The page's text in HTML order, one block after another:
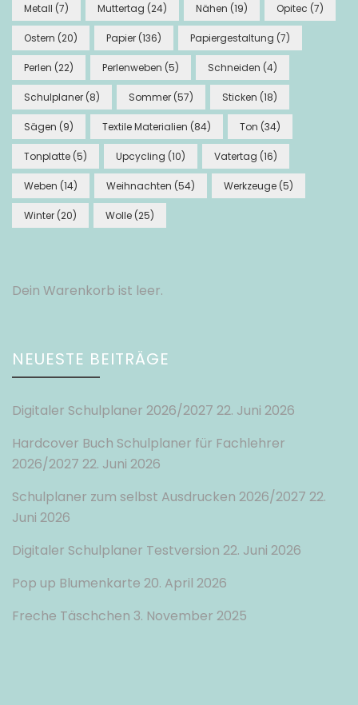
Metall (7) Muttertag (24) Nähen (19) Opitec (7)
Ostern (20) Papier (136) Papiergestaltung (7)
Perlen (22) Perlenweben (5) Schneiden (4)
Schulplaner (8) Sommer (57) Sticken (18)
Sägen (9) Textile Materialien (84) Ton (34)
Tonplatte (5) Upcycling (10) Vatertag (16)
Weben (14) Weihnachten (54) Werkzeuge (5)
Winter (20) Wolle (25)
Dein Warenkorb ist leer.
NEUESTE BEITRÄGE
Digitaler Schulplaner 2026/2027 22. Juni 2026
Hardcover Buch Schulplaner für Fachlehrer
2026/2027 22. Juni 2026
Schulplaner zum selbst Ausdrucken 2026/2027 22.
Juni 2026
Digitaler Schulplaner Testversion 22. Juni 2026
Pop up Blumenkarte 20. April 2026
Freche Täschchen 3. November 2025